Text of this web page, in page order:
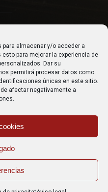
almacenar y/o acceder a
para mejorar la experiencia de
Dar su
permitirá procesar datos como
únicas en este sitio.
afectar negativamente a
270 144
los Pianos -